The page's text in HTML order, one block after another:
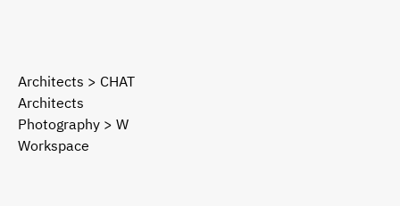
Architects > CHAT
Architects
Photography > W
Workspace